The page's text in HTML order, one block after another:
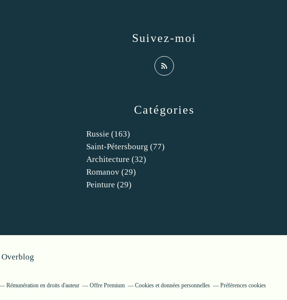
Catégories
Russie (163)
Saint-Pétersbourg (77)
Architecture (32)
Romanov (29)
Peinture (29)
Suivez-moi
Overblog
Rémunération en droits d'auteur Offre Premium Cookies et données personnelles Préférences cookies